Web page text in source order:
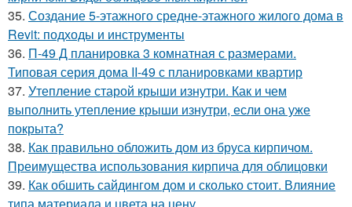
35. Создание 5-этажного средне-этажного жилого дома в
Revit: подходы и инструменты
36. П-49 Д планировка 3 комнатная с размерами.
Типовая серия дома II-49 с планировками квартир
37. Утепление старой крыши изнутри. Как и чем
выполнить утепление крыши изнутри, если она уже
покрыта?
38. Как правильно обложить дом из бруса кирпичом.
Преимущества использования кирпича для облицовки
39. Как обшить сайдингом дом и сколько стоит. Влияние